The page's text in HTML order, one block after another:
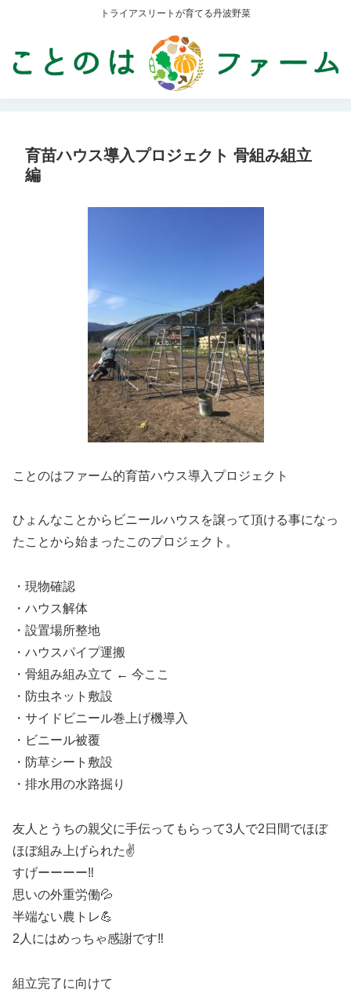
トライアスリートが育てる丹波野菜
育苗ハウス導入プロジェクト 骨組み組立
編
ことのはファーム的育苗ハウス導入プロジェクト
ひょんなことからビニールハウスを譲って頂ける事になっ
たことから始まったこのプロジェクト。
・現物確認
・ハウス解体
・設置場所整地
・ハウスパイプ運搬
・骨組み組み立て ← 今ここ
・防虫ネット敷設
・サイドビニール巻上げ機導入
・ビニール被覆
・防草シート敷設
・排水用の水路掘り
友人とうちの親父に手伝ってもらって3人で2日間でほぼ
ほぼ組み上げられた✌️
すげーーーー‼️
思いの外重労働💦
半端ない農トレ💪
2人にはめっちゃ感謝です‼️
組立完了に向けて